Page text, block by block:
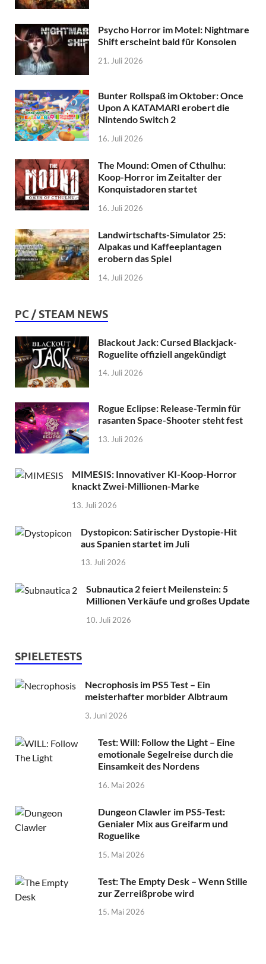
Psycho Horror im Motel: Nightmare
Shift erscheint bald für Konsolen
21. Juli 2026
Bunter Rollspaß im Oktober: Once
Upon A KATAMARI erobert die
Nintendo Switch 2
16. Juli 2026
The Mound: Omen of Cthulhu:
Koop-Horror im Zeitalter der
Konquistadoren startet
16. Juli 2026
Landwirtschafts-Simulator 25:
Alpakas und Kaffeeplantagen
erobern das Spiel
14. Juli 2026
PC / STEAM NEWS
Blackout Jack: Cursed Blackjack-
Roguelite offiziell angekündigt
14. Juli 2026
Rogue Eclipse: Release-Termin für
rasanten Space-Shooter steht fest
13. Juli 2026
MIMESIS: Innovativer KI-Koop-Horror
knackt Zwei-Millionen-Marke
13. Juli 2026
Dystopicon: Satirischer Dystopie-Hit
aus Spanien startet im Juli
13. Juli 2026
Subnautica 2 feiert Meilenstein: 5
Millionen Verkäufe und großes Update
10. Juli 2026
SPIELETESTS
Necrophosis im PS5 Test – Ein
meisterhafter morbider Albtraum
3. Juni 2026
Test: Will: Follow the Light – Eine
emotionale Segelreise durch die
Einsamkeit des Nordens
16. Mai 2026
Dungeon Clawler im PS5-Test:
Genialer Mix aus Greifarm und
Roguelike
15. Mai 2026
Test: The Empty Desk – Wenn Stille
zur Zerreißprobe wird
15. Mai 2026